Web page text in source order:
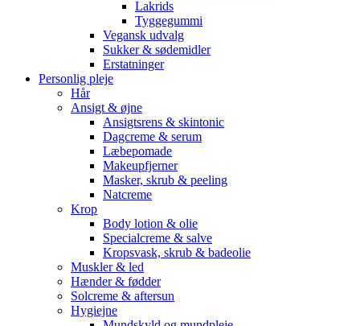
Lakrids
Tyggegummi
Vegansk udvalg
Sukker & sødemidler
Erstatninger
Personlig pleje
Hår
Ansigt & øjne
Ansigtsrens & skintonic
Dagcreme & serum
Læbepomade
Makeupfjerner
Masker, skrub & peeling
Natcreme
Krop
Body lotion & olie
Specialcreme & salve
Kropsvask, skrub & badeolie
Muskler & led
Hænder & fødder
Solcreme & aftersun
Hygiejne